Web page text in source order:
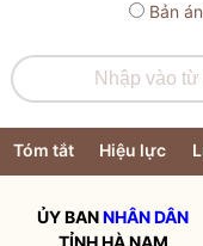
Bản
Tóm tắt Hiệu lực
ỦY BANNHÂN DÂN
TỈNH HÀ NAM